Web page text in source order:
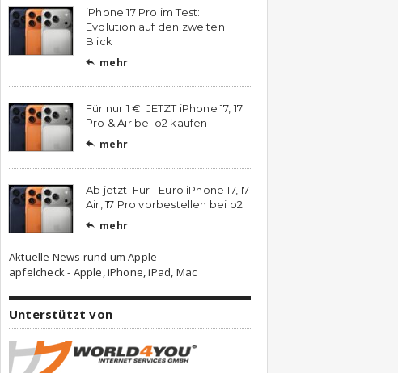
iPhone 17 Pro im Test:
Evolution auf den zweiten
Blick
 mehr
Für nur 1 €: JETZT iPhone 17, 17
Pro & Air bei o2 kaufen
 mehr
Ab jetzt: Für 1 Euro iPhone 17, 17
Air, 17 Pro vorbestellen bei o2
 mehr
Aktuelle News rund um Apple
apfelcheck - Apple, iPhone, iPad, Mac
Unterstützt von